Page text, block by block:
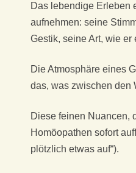
Das lebendige Erleben
aufnehmen: seine
Gestik, seine Art, wie er
Die Atmosphäre eines
das, was zwischen den
Diese feinen Nuancen,
Homöopathen sofort
plötzlich etwas auf“).